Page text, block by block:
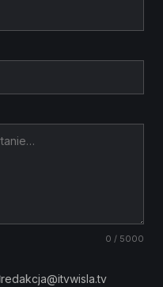
0 / 5000
redakcja@itvwisla.tv